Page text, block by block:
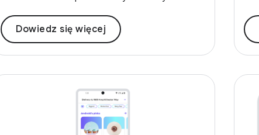
Dowiedz się więcej